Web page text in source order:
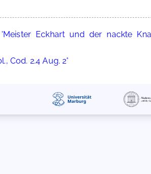
Eckhart und der nackte
Cod. 2.4 Aug. 2°